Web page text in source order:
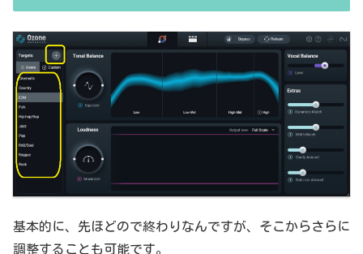
基本的に、先ほどので終わりなんですが、そこからさらに
調整することも可能です。